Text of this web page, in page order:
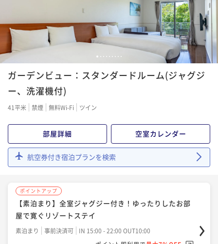
1 2 3 4 5 6 7 8 9
ガーデンビュー：スタンダードルーム(ジャグジ
ー、洗濯機付)
41平米 禁煙 無料Wi-Fi ツイン
部屋詳細 空室カレンダー
航空券付き宿泊プランを検索
ポイントアップ
【素泊まり】全室ジャグジー付き！ゆったりしたお部
屋で寛ぐリゾートステイ
素泊まり 事前決済可
IN 15:00 - 22:00 OUT10:00